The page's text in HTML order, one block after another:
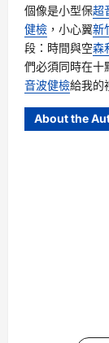
個像是小型保超
健檢 ，小心翼新
段：時間與空森
們必須同時在十
音波健檢給我的
About the